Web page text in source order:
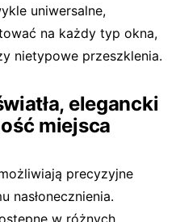
uniwersalne,
na każdy typ okna,
nietypowe przeszklenia.
elegancki
miejsca
precyzyjne
nasłonecznienia.